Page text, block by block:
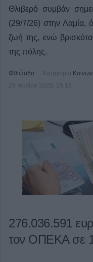
Θλιβερό συμβάν
(29/7/26) στην Λαμία,
ζωή της, ενώ
της πόλης.
Φθιώτιδα Κατηγορία
29 Ιουλίου 2026, 15:18
276.036.591
τον ΟΠΕΚΑ σε